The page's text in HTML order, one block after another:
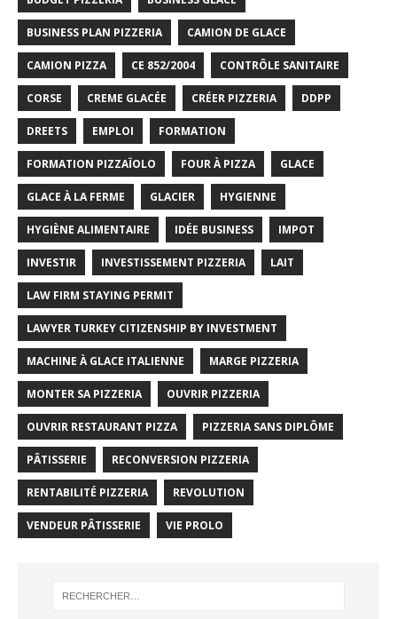
BUSINESS PLAN PIZZERIA CAMION DE GLACE
CAMION PIZZA CE 852/2004 CONTRÔLE SANITAIRE
CORSE CREME GLACÉE CRÉER PIZZERIA DDPP
DREETS EMPLOI FORMATION
FORMATION PIZZAÏOLO FOUR À PIZZA GLACE
GLACE À LA FERME GLACIER HYGIENNE
HYGIÈNE ALIMENTAIRE IDÉE BUSINESS IMPOT
INVESTIR INVESTISSEMENT PIZZERIA LAIT
LAW FIRM STAYING PERMIT
LAWYER TURKEY CITIZENSHIP BY INVESTMENT
MACHINE À GLACE ITALIENNE MARGE PIZZERIA
MONTER SA PIZZERIA OUVRIR PIZZERIA
OUVRIR RESTAURANT PIZZA PIZZERIA SANS DIPLÔME
PÂTISSERIE RECONVERSION PIZZERIA
RENTABILITÉ PIZZERIA REVOLUTION
VENDEUR PÂTISSERIE VIE PROLO